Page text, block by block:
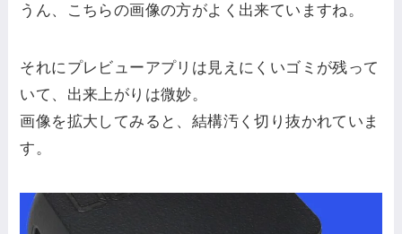
うん、こちらの画像の方がよく出来ていますね。
それにプレビューアプリは見えにくいゴミが残って
いて、出来上がりは微妙。
画像を拡大してみると、結構汚く切り抜かれていま
す。